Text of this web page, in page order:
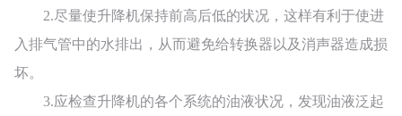
2.尽量使升降机保持前高后低的状况，这样有利于使进
入排气管中的水排出，从而避免给转换器以及消声器造成损
坏。
3.应检查升降机的各个系统的油液状况，发现油液泛起